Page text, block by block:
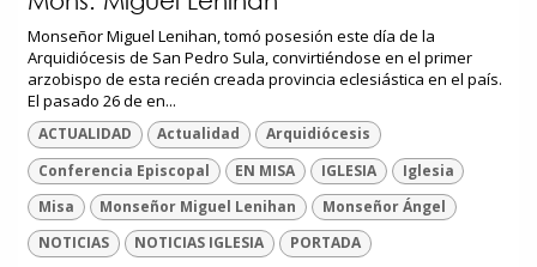
Monseñor Miguel Lenihan, tomó posesión este día de la
Arquidiócesis de San Pedro Sula, convirtiéndose en el primer
arzobispo de esta recién creada provincia eclesiástica en el país.
El pasado 26 de en...
ACTUALIDAD Actualidad
Arquidiócesis
Conferencia Episcopal
EN MISA IGLESIA
Iglesia
Misa
Monseñor Miguel Lenihan
Monseñor Ángel
NOTICIAS
NOTICIAS IGLESIA PORTADA